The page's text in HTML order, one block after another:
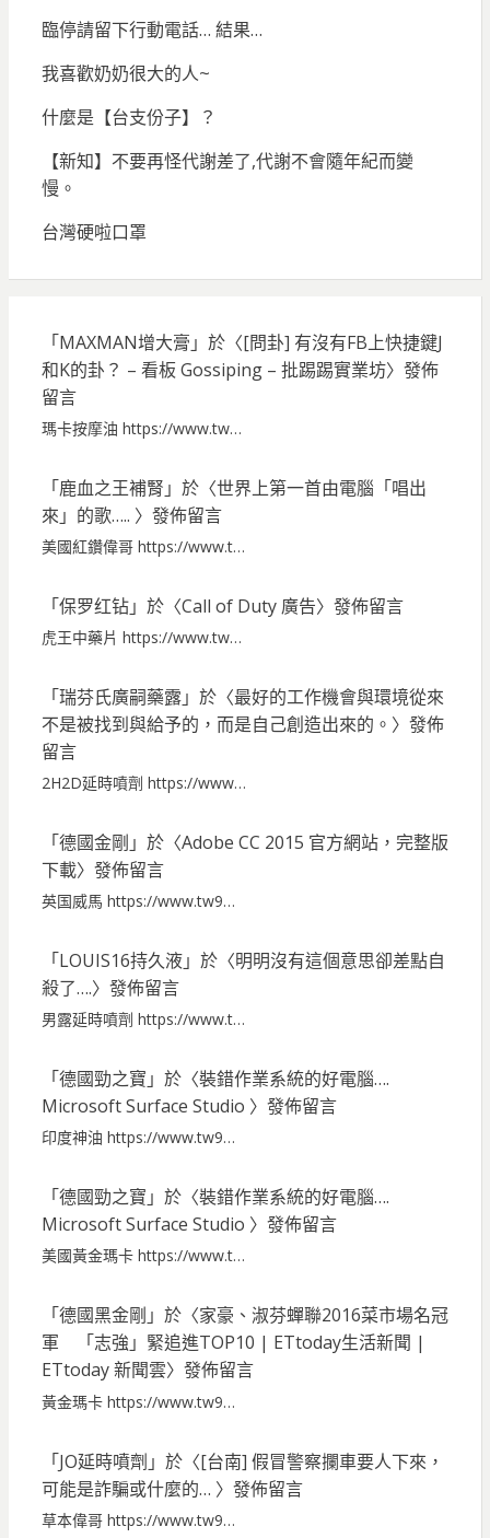
臨停請留下行動電話… 結果…
我喜歡奶奶很大的人~
什麼是【台支份子】？
【新知】不要再怪代謝差了,代謝不會隨年紀而變
慢。
台灣硬啦口罩
「MAXMAN增大膏 」於〈[問卦] 有沒有FB上快捷鍵J
和K的卦？ – 看板 Gossiping – 批踢踢實業坊〉發佈
留言
瑪卡按摩油 https://www.tw…
「鹿血之王補腎 」於〈世界上第一首由電腦「唱出
來」的歌….. 〉發佈留言
美國紅鑽偉哥 https://www.t…
「保罗红钻」於〈Call of Duty 廣告〉發佈留言
虎王中藥片 https://www.tw…
「瑞芬氏廣嗣藥露」於〈最好的工作機會與環境從來
不是被找到與給予的，而是自己創造出來的。 〉發佈
留言
2H2D延時噴劑 https://www…
「德國金剛 」於〈Adobe CC 2015 官方網站，完整版
下載〉發佈留言
英国威馬 https://www.tw9…
「LOUIS16持久液」於〈明明沒有這個意思卻差點自
殺了….〉發佈留言
男露延時噴劑 https://www.t…
「德國勁之寶 」於〈裝錯作業系統的好電腦….
Microsoft Surface Studio 〉發佈留言
印度神油 https://www.tw9…
「德國勁之寶 」於〈裝錯作業系統的好電腦….
Microsoft Surface Studio 〉發佈留言
美國黃金瑪卡 https://www.t…
「德國黑金剛 」於〈家豪、淑芬蟬聯2016菜市場名冠
軍 「志強」緊追進TOP10 | ETtoday生活新聞 |
ETtoday 新聞雲〉發佈留言
黃金瑪卡 https://www.tw9…
「JO延時噴劑 」於〈[台南] 假冒警察攔車要人下來，
可能是詐騙或什麼的… 〉發佈留言
草本偉哥 https://www.tw9…